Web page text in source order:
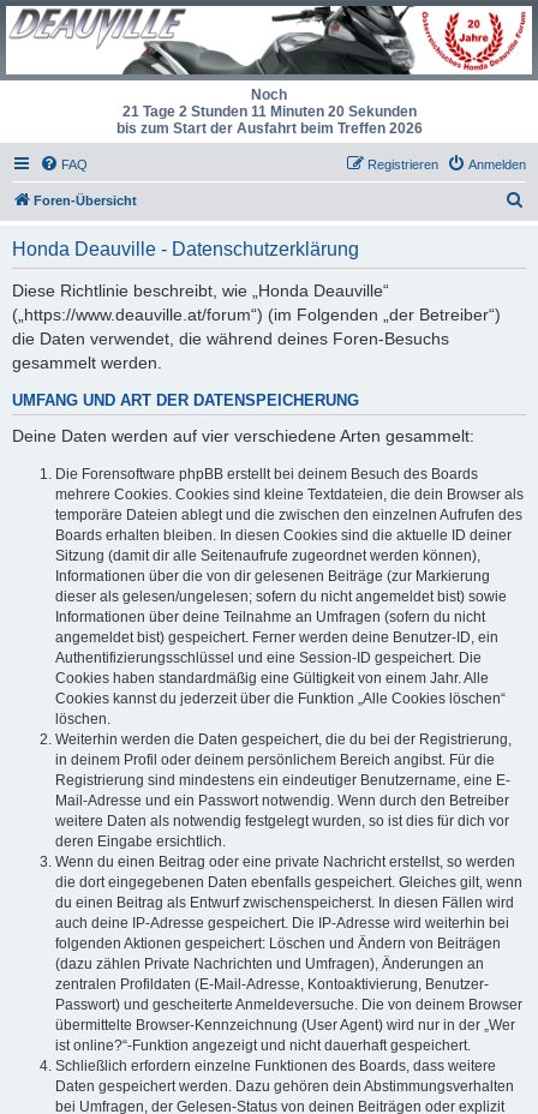
Noch
21 Tage 2 Stunden 11 Minuten 20 Sekunden
bis zum Start der Ausfahrt beim Treffen 2026
FAQ Anmelden
Registrieren
Foren-Übersicht
Honda Deauville - Datenschutzerklärung
Diese Richtlinie beschreibt, wie „Honda Deauville“
(„https://www.deauville.at/forum“) (im Folgenden „der Betreiber“)
die Daten verwendet, die während deines Foren-Besuchs
gesammelt werden.
UMFANG UND ART DER DATENSPEICHERUNG
Deine Daten werden auf vier verschiedene Arten gesammelt:
Die Forensoftware phpBB erstellt bei deinem Besuch des Boards
mehrere Cookies. Cookies sind kleine Textdateien, die dein Browser als
temporäre Dateien ablegt und die zwischen den einzelnen Aufrufen des
Boards erhalten bleiben. In diesen Cookies sind die aktuelle ID deiner
Sitzung (damit dir alle Seitenaufrufe zugeordnet werden können),
Informationen über die von dir gelesenen Beiträge (zur Markierung
dieser als gelesen/ungelesen; sofern du nicht angemeldet bist) sowie
Informationen über deine Teilnahme an Umfragen (sofern du nicht
angemeldet bist) gespeichert. Ferner werden deine Benutzer-ID, ein
Authentifizierungsschlüssel und eine Session-ID gespeichert. Die
Cookies haben standardmäßig eine Gültigkeit von einem Jahr. Alle
Cookies kannst du jederzeit über die Funktion „Alle Cookies löschen“
löschen.
Weiterhin werden die Daten gespeichert, die du bei der Registrierung,
in deinem Profil oder deinem persönlichem Bereich angibst. Für die
Registrierung sind mindestens ein eindeutiger Benutzername, eine E-
Mail-Adresse und ein Passwort notwendig. Wenn durch den Betreiber
weitere Daten als notwendig festgelegt wurden, so ist dies für dich vor
deren Eingabe ersichtlich.
Wenn du einen Beitrag oder eine private Nachricht erstellst, so werden
die dort eingegebenen Daten ebenfalls gespeichert. Gleiches gilt, wenn
du einen Beitrag als Entwurf zwischenspeicherst. In diesen Fällen wird
auch deine IP-Adresse gespeichert. Die IP-Adresse wird weiterhin bei
folgenden Aktionen gespeichert: Löschen und Ändern von Beiträgen
(dazu zählen Private Nachrichten und Umfragen), Änderungen an
zentralen Profildaten (E-Mail-Adresse, Kontoaktivierung, Benutzer-
Passwort) und gescheiterte Anmeldeversuche. Die von deinem Browser
übermittelte Browser-Kennzeichnung (User Agent) wird nur in der „Wer
ist online?“-Funktion angezeigt und nicht dauerhaft gespeichert.
Schließlich erfordern einzelne Funktionen des Boards, dass weitere
Daten gespeichert werden. Dazu gehören dein Abstimmungsverhalten
bei Umfragen, der Gelesen-Status von deinen Beiträgen oder explizit